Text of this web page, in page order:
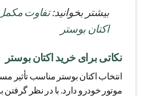
بيشتر بخوانید:تفاوت
اکتان بوستر
نکاتی برای خرید اکتان بوستر
انتخاب اکتان بوستر مناسب تأثیر
موتور خودرو دارد. با در نظر